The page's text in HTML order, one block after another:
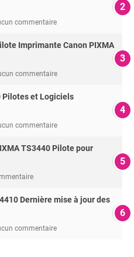
commentaire
Imprimante Canon PIXMA
commentaire
Pilotes et Logiciels
commentaire
TS3440 Pilote pour
Dernière mise à jour des
commentaire